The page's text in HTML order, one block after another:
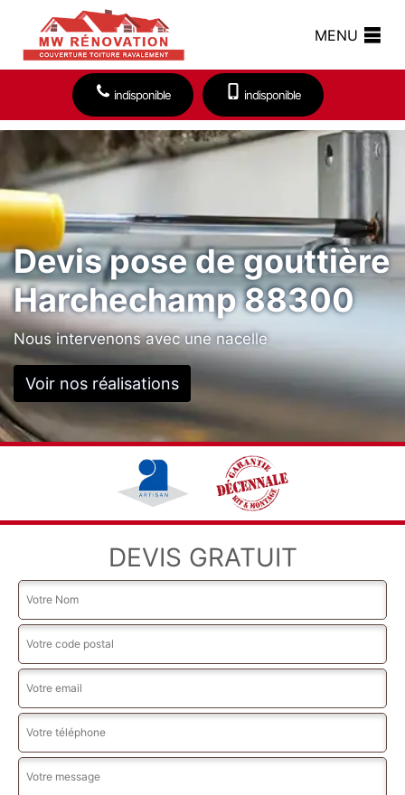
MENU
indisponible indisponible
Devis pose de gouttière
Harchechamp 88300
Nous intervenons avec une nacelle
Voir nos réalisations
DEVIS GRATUIT